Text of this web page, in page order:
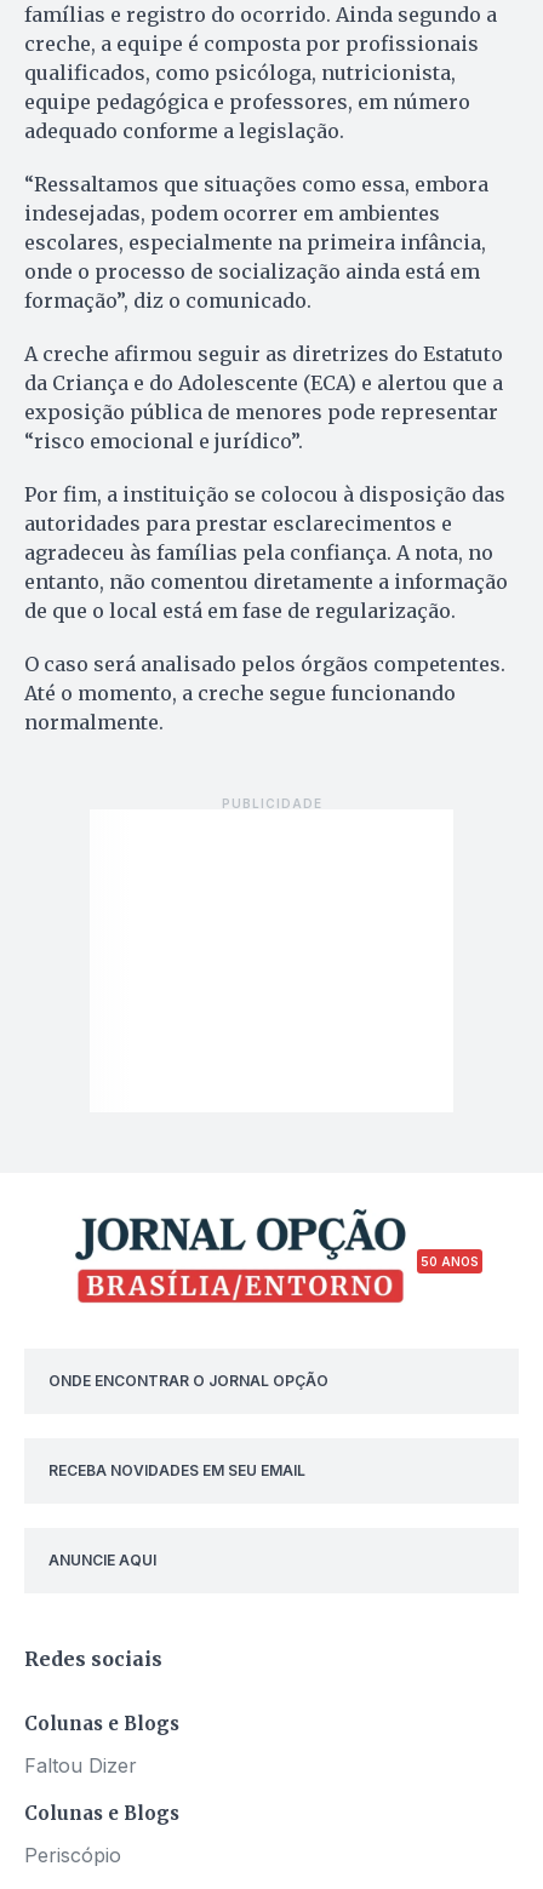
famílias e registro do ocorrido. Ainda segundo a
creche, a equipe é composta por profissionais
qualificados, como psicóloga, nutricionista,
equipe pedagógica e professores, em número
adequado conforme a legislação.
“Ressaltamos que situações como essa, embora
indesejadas, podem ocorrer em ambientes
escolares, especialmente na primeira infância,
onde o processo de socialização ainda está em
formação”, diz o comunicado.
A creche afirmou seguir as diretrizes do Estatuto
da Criança e do Adolescente (ECA) e alertou que a
exposição pública de menores pode representar
“risco emocional e jurídico”.
Por fim, a instituição se colocou à disposição das
autoridades para prestar esclarecimentos e
agradeceu às famílias pela confiança. A nota, no
entanto, não comentou diretamente a informação
de que o local está em fase de regularização.
O caso será analisado pelos órgãos competentes.
Até o momento, a creche segue funcionando
normalmente.
50 ANOS
ONDE ENCONTRAR O JORNAL OPÇÃO
RECEBA NOVIDADES EM SEU EMAIL
ANUNCIE AQUI
Redes sociais
Colunas e Blogs
Faltou Dizer
Colunas e Blogs
Periscópio